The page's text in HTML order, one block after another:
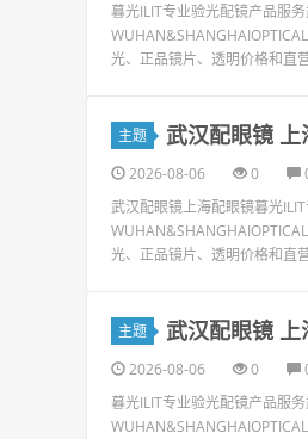
暮光ILIT专业验光配镜产品服
光、正品镜片、透明价格和直
主题 武汉配眼镜 上
2026-08-06 0
武汉配眼镜上海配眼镜暮光
光、正品镜片、透明价格和直
主题 武汉配眼镜 上
2026-08-06 0
暮光ILIT专业验光配镜产品服